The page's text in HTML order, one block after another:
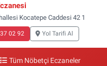
Kocatepe Caddesi 42 1
02 92 Yol Tarifi Al
Tüm Nöbetçi Eczaneler